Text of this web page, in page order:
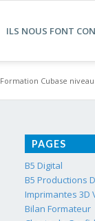
ILS NOUS FONT
Formation Cubase niveau
PAGES
B5 Digital
B5 Productions
Imprimantes 3D
Bilan Formateur